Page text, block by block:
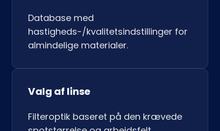
Database med
hastigheds-/kvalitetsindstillinger for
almindelige materialer.
Valg af linse
Filteroptik baseret på den krævede